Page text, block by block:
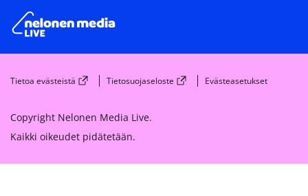
Tietoa evästeistä Tietosuojaseloste Evästeasetukset
Copyright Nelonen Media Live.
Kaikki oikeudet pidätetään.